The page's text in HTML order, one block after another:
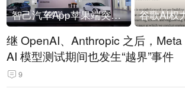
智己汽车App苹果端突然“下架”
继 OpenAI、Anthropic 之后，Meta
AI 模型测试期间也发生“越界”事件
9